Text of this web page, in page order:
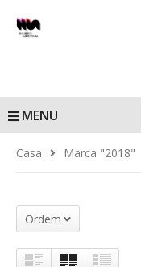
MENU
Casa Marca "2018"
Ordem